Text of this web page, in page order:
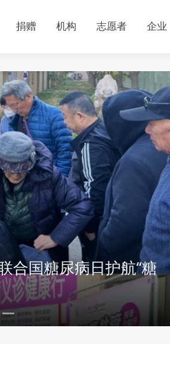
捐赠 机构 志愿者 企业
合国糖尿病日护航“糖
领养活动，呼吁用领养